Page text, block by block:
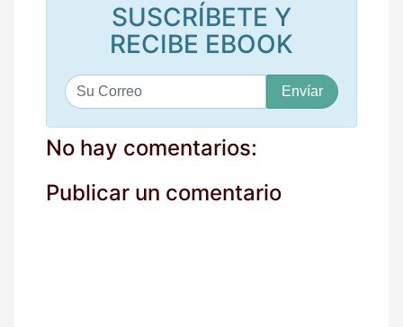
SUSCRÍBETE Y
RECIBE EBOOK
u
c
o
e
No hay comentarios:
Publicar un comentario